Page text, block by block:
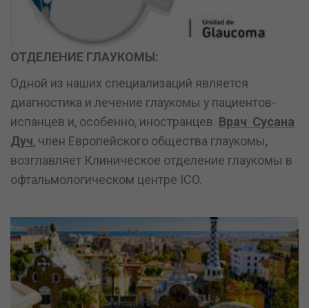
ОТДЕЛЕНИЕ ГЛАУКОМЫ:
Одной из наших специализаций является
диагностика и лечение глаукомы у пациентов-
испанцев и, особенно, иностранцев. Врач Сусана
Дуч, член Европейского общества глаукомы,
возглавляет Клиническое отделение глаукомы в
офтальмологическом центре ICO.